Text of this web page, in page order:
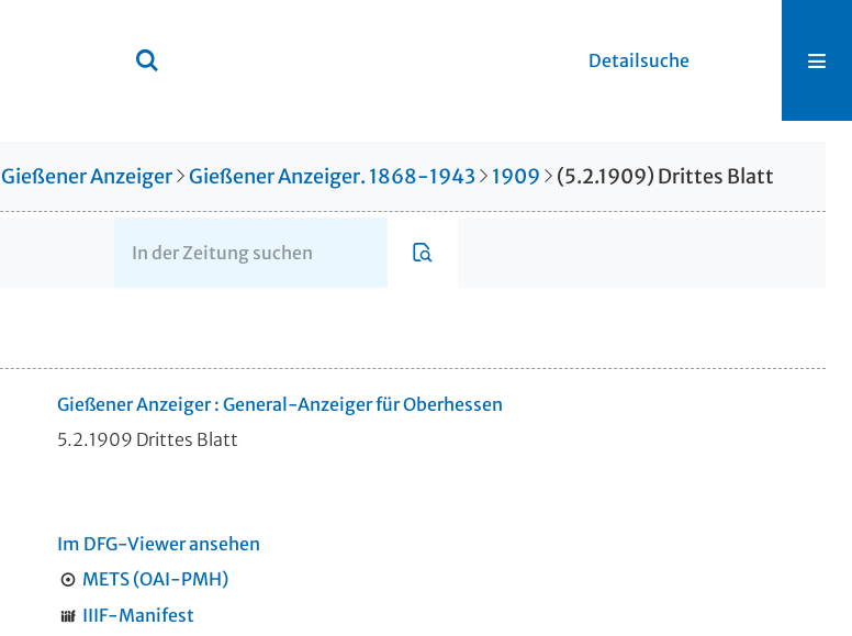
Detailsuche
Gießener Anzeiger Gießener Anzeiger. 1868-1943 1909 (5.2.1909) Drittes Blatt
Gießener Anzeiger : General-Anzeiger für Oberhessen
5.2.1909 Drittes Blatt
Im DFG-Viewer ansehen
METS (OAI-PMH)
IIIF-Manifest